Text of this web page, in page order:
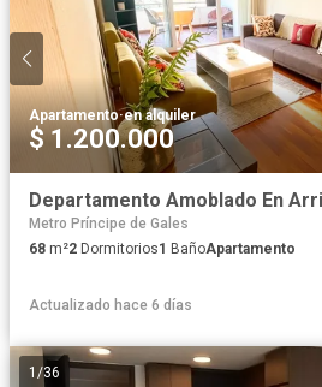
Apartamento·en alquiler
$ 1.200.000
Metro Príncipe de Gales
68 m²2 Dormitorios1 BañoApartamento
Actualizado hace 6 días
1 /36